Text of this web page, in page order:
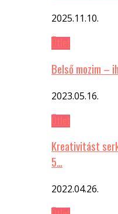
2025.11.10.
Belső mozim –
2023.05.16.
Kreativitást
5…
2022.04.26.